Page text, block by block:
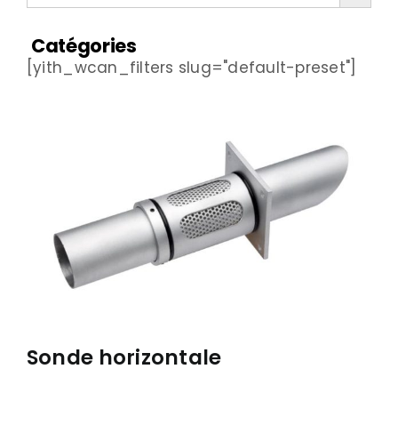
RESSOURCES
ENGLISH
Catégories
[yith_wcan_filters slug="default-preset"]
Sonde horizontale